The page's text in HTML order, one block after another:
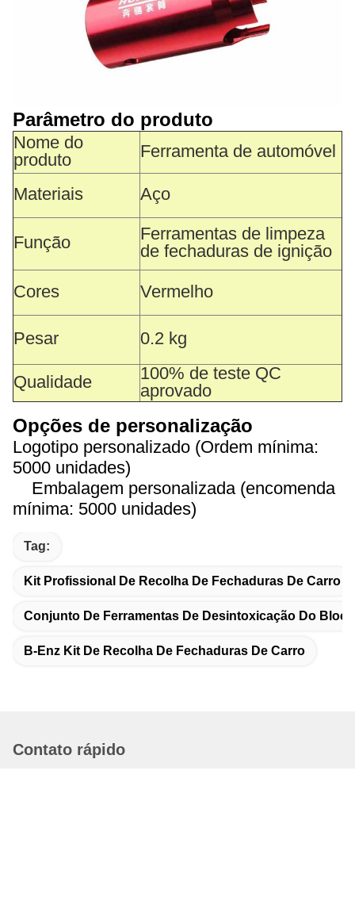
Parâmetro do produto
Nome do
produto
Ferramenta de automóvel
Materiais Aço
Função
Ferramentas de limpeza
de fechaduras de ignição
Cores Vermelho
Pesar 0.2 kg
Qualidade
100% de teste QC
aprovado
Opções de personalização
Logotipo personalizado (Ordem mínima:
5000 unidades)
Embalagem personalizada (encomenda
mínima: 5000 unidades)
Tag:
Kit Profissional De Recolha De Fechaduras De Carro
Conjunto De Ferramentas De Desintoxicação Do
B-Enz Kit De Recolha De Fechaduras De Carro
Contato rápido